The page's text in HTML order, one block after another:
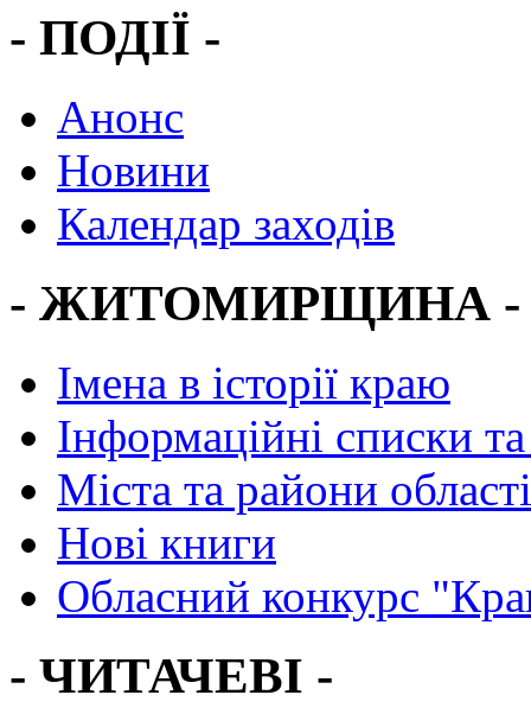
- ПОДІЇ -
Анонс
Новини
Календар заходів
- ЖИТОМИРЩИНА -
Імена в історії краю
Інформаційні списки
Міста та райони області
Нові книги
Обласний конкурс
- ЧИТАЧЕВІ -